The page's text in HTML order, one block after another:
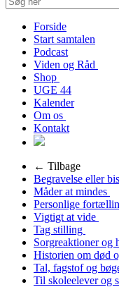
Forside
Start samtalen
Podcast
Viden og Råd
Shop
UGE 44
Kalender
Om os
Kontakt
← Tilbage
Begravelse eller
Måder at mindes
Personlige
Vigtigt at vide
Tag stilling
Sorgreaktioner og
Historien om død
Tal, fagstof og
Til skoleelever og